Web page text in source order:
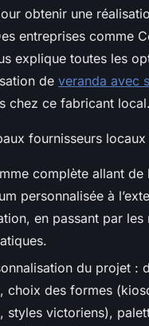
obtenir une
entreprises comme
explique toutes les
de veranda avec
chez ce fabricant local.
fournisseurs
complète allant de
personnalisée à
en passant par les
du projet :
choix des formes
styles victoriens),